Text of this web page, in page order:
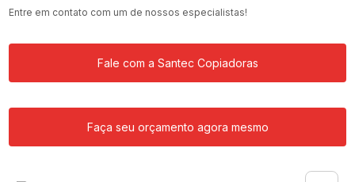
Entre em contato com um de nossos especialistas!
Fale com a Santec Copiadoras
Faça seu orçamento agora mesmo